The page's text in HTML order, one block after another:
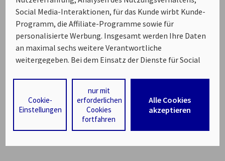
Social Media-Interaktionen, für das Kunde wirbt Kunde-
Programm, die Affiliate-Programme sowie für
personalisierte Werbung. Insgesamt werden Ihre Daten
an maximal sechs weitere Verantwortliche
weitergegeben. Bei dem Einsatz der Dienste für Social
individuelle Profile angelegt und mit Daten von anderen
Webseiten zu umfassenden Nutzungsprofilen von Ihnen
angereichert. Nähere Informationen finden Sie in
unserenDatenschutzhinweisen.
Alle Cookies
akzeptieren
nur mit
erforderlichen
Cookies
fortfahren
Cookie-
Einstellungen